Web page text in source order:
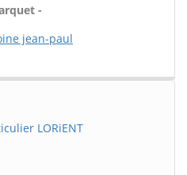
-
jean-paul
LORiENT